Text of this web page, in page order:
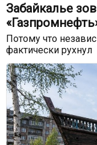
Забайкалье
Потому что
фактически рухнул